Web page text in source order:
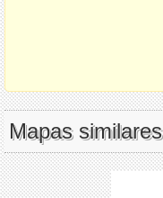
Mapas similares